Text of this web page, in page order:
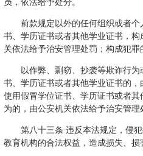
员，依法给予处分。
前款规定以外的任何组织或者个
书、学历证书或者其他学业证书，
关依法给予治安管理处罚；构成犯罪
以作弊、剽窃、抄袭等欺诈行为
书、学历证书或者其他学业证书的，
使用假冒学位证书、学历证书或者
为的，由公安机关依法给予治安管理
第八十三条 违反本法规定，侵犯
教育机构的合法权益，造成损失、损